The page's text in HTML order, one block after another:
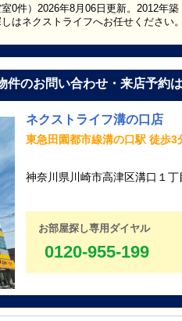
0件）2026年8月06日更新。2012年
はネクストライフへお任せください
件のお問い合わせ・来店予約
ネクストライフ溝の口店
東急田園都市線溝の口駅 徒歩3
神奈川県川崎市高津区溝口１
お部屋探し専用ダイヤル
0120-955-199